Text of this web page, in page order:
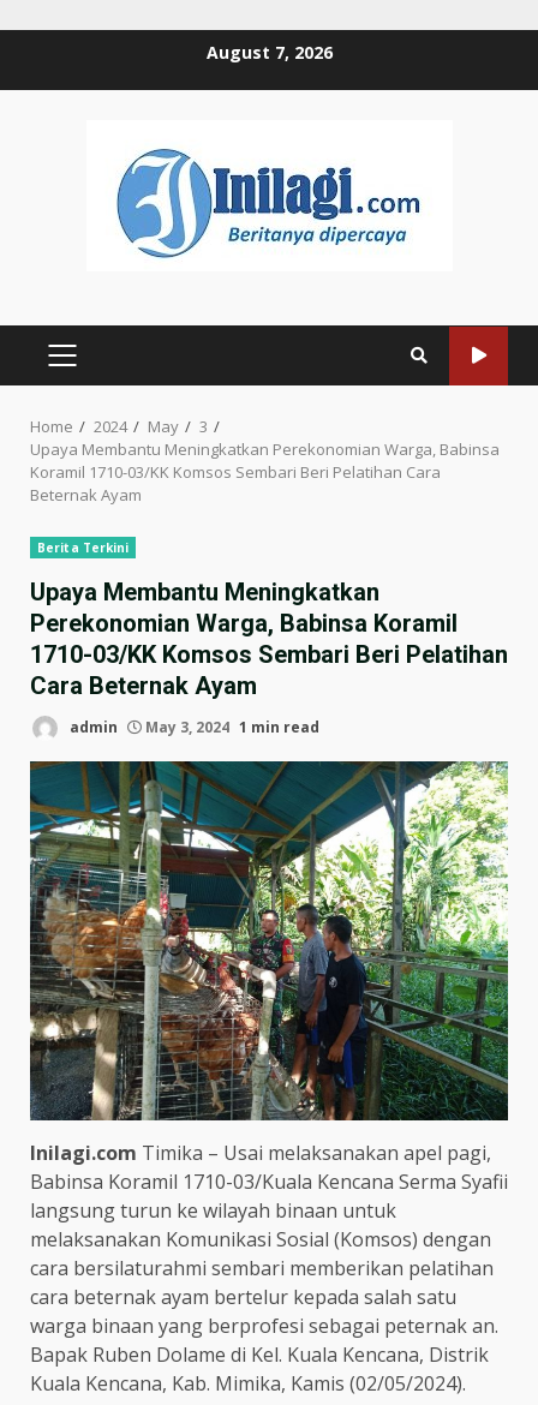
August 7, 2026
PRIMARY
Home 2024 May
3
Upaya Membantu Meningkatkan Perekonomian Warga, Babinsa
Koramil 1710-03/KK Komsos Sembari Beri Pelatihan Cara
Beternak Ayam
Berita Terkini
Upaya Membantu Meningkatkan
Perekonomian Warga, Babinsa Koramil
1710-03/KK Komsos Sembari Beri Pelatihan
Cara Beternak Ayam
admin May 3, 2024 1 min read
Inilagi.com Timika – Usai melaksanakan apel pagi,
Babinsa Koramil 1710-03/Kuala Kencana Serma Syafii
langsung turun ke wilayah binaan untuk
melaksanakan Komunikasi Sosial (Komsos) dengan
cara bersilaturahmi sembari memberikan pelatihan
cara beternak ayam bertelur kepada salah satu
warga binaan yang berprofesi sebagai peternak an.
Bapak Ruben Dolame di Kel. Kuala Kencana, Distrik
Kuala Kencana, Kab. Mimika, Kamis (02/05/2024).